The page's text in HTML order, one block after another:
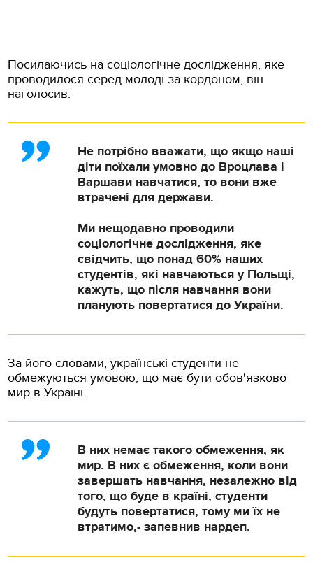
Посилаючись на соціологічне дослідження, яке
проводилося серед молоді за кордоном, він
наголосив:
Не потрібно вважати, що якщо наші
діти поїхали умовно до Вроцлава і
Варшави навчатися, то вони вже
втрачені для держави.
Ми нещодавно проводили
соціологічне дослідження, яке
свідчить, що понад 60% наших
студентів, які навчаються у Польщі,
кажуть, що після навчання вони
планують повертатися до України.
За його словами, українські студенти не
обмежуються умовою, що має бути обов'язково
мир в Україні.
В них немає такого обмеження, як
мир. В них є обмеження, коли вони
завершать навчання, незалежно від
того, що буде в країні, студенти
будуть повертатися, тому ми їх не
втратимо,- запевнив нардеп.